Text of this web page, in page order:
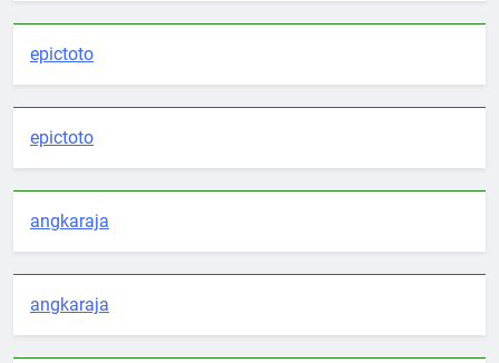
epictoto
epictoto
angkaraja
angkaraja